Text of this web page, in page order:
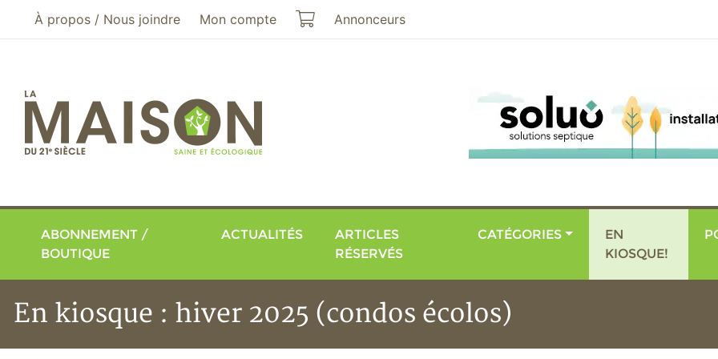
Aller au menu principal
Aller au contenu principal
À propos / Nous joindre Mon compte Mon panier
Annonceurs
ABONNEMENT /
BOUTIQUE
ACTUALITÉS
ARTICLES
RÉSERVÉS
CATÉGORIES
EN
KIOSQUE!
En kiosque : hiver 2025 (condos écolos)